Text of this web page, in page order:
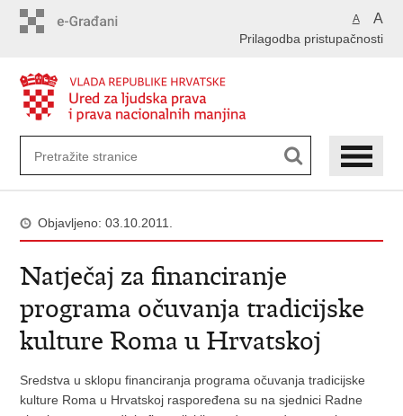
A A
Prilagodba pristupačnosti
Objavljeno: 03.10.2011.
Natječaj za financiranje
programa očuvanja tradicijske
kulture Roma u Hrvatskoj
Sredstva u sklopu financiranja programa očuvanja tradicijske
kulture Roma u Hrvatskoj raspoređena su na sjednici Radne